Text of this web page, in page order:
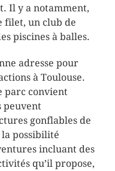
Il y a notamment,
filet, un club de
piscines à balles.
adresse pour
à Toulouse.
parc convient
peuvent
gonflables de
possibilité
incluant des
qu’il propose,